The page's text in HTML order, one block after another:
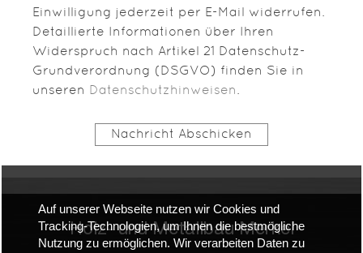
Einwilligung jederzeit per E-Mail widerrufen.
Detaillierte Informationen über Ihren
Widerspruch nach Artikel 21 Datenschutz-
Grundverordnung (DSGVO) finden Sie in
unseren
Datenschutzhinweisen
Nachricht Abschicken
Holz- und Metallbau Merkel
Auf unserer Webseite nutzen wir Cookies und
Tracking-Technologien, um Ihnen die bestmögliche
Nutzung zu ermöglichen. Wir verarbeiten Daten zu